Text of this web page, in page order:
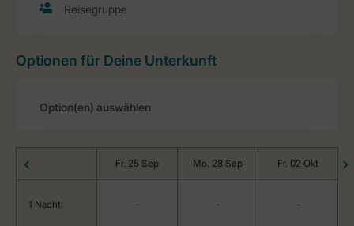
Optionen für Deine Unterkunft
Fr. 25 Sep Mo. 28 Sep Fr. 02 Okt
1 Nacht - - -